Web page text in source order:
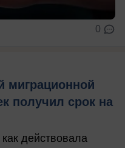
0
миграционной
получил срок на
действовала